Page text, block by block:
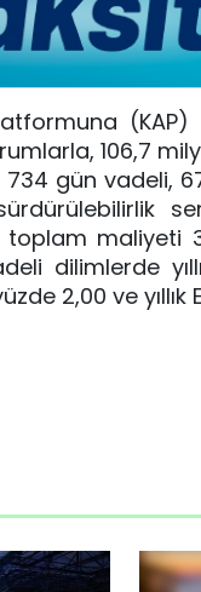
106,7
gün vadeli,
maliyeti
dilimlerde
2,00 ve